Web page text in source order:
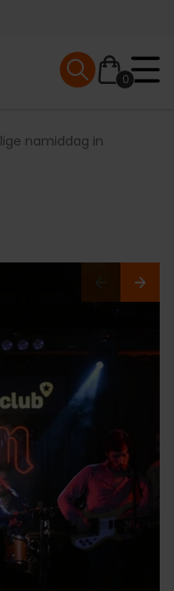
0
Mobile menu
namiddag in